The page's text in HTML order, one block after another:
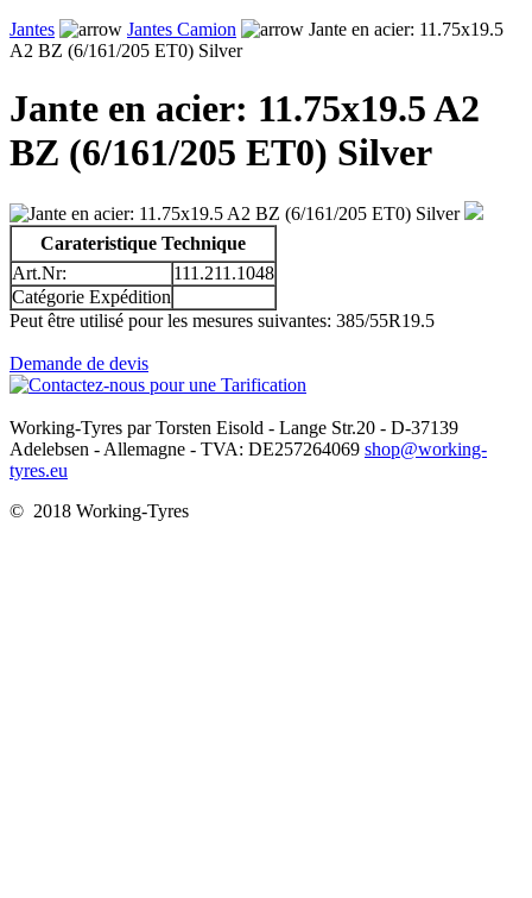
Jantes
Jantes Camion
Jante en acier: 11.75x19.5
A2 BZ (6/161/205 ET0) Silver
Jante en acier: 11.75x19.5 A2
BZ (6/161/205 ET0) Silver
Carateristique Technique
Art.Nr:
111.211.1048
Catégorie Expédition
Peut être utilisé pour les mesures suivantes: 385/55R19.5
Demande de devis
Working-Tyres par Torsten Eisold - Lange Str.20 - D-37139
Adelebsen - Allemagne - TVA: DE257264069 shop@working-
tyres.eu
© 2018 Working-Tyres